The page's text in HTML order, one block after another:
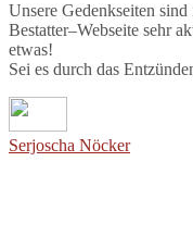
Unsere Gedenkseiten
Bestatter–Webseite sehr
etwas!
Sei es durch das
Serjoscha Nöcker